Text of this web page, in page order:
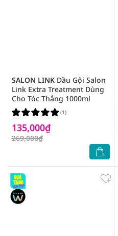
SALON LINK Dầu Gội Salon
Link Extra Treatment Dùng
Cho Tóc Thẳng 1000ml
135,000₫
269,000₫
(1)